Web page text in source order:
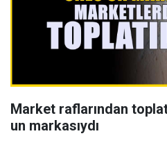
Market raflarından
un markasıydı